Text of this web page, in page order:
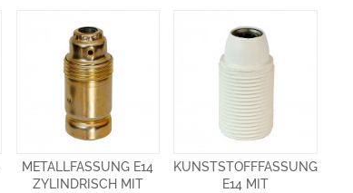
METALLFASSUNG E14
ZYLINDRISCH MIT
KUNSTSTOFFFASSUNG
E14 MIT